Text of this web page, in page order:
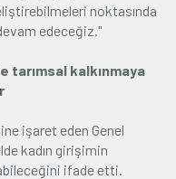
noktasında
edeceğiz."
tarımsal kalkınmaya
işaret eden Genel
kadın girişimin
ifade etti.